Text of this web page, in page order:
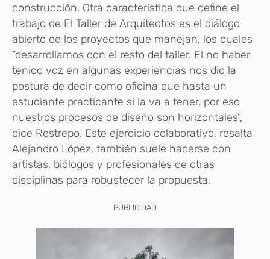
construcción. Otra característica que define el
trabajo de El Taller de Arquitectos es el diálogo
abierto de los proyectos que manejan, los cuales
“desarrollamos con el resto del taller. El no haber
tenido voz en algunas experiencias nos dio la
postura de decir como oficina que hasta un
estudiante practicante sí la va a tener, por eso
nuestros procesos de diseño son horizontales”,
dice Restrepo. Este ejercicio colaborativo, resalta
Alejandro López, también suele hacerse con
artistas, biólogos y profesionales de otras
disciplinas para robustecer la propuesta.
PUBLICIDAD